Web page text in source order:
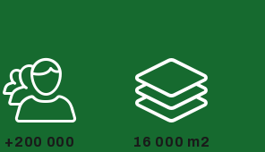
+200 000
16 000 m2